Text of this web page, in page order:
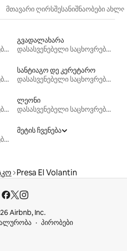
მთავარი ღირსშესანიშნაობები
დასასვენებელი საცხოვრებლები
გვადალახარა
დასასვენებელი საცხოვრებლები
დასასვენებელი საცხოვრებლები
სანტიაგო დე კერეტარო
დასასვენებელი საცხოვრებლები
დასასვენებელი საცხოვრებლები
ლეონი
დასასვენებელი საცხოვრებლები
დასასვენებელი საცხოვრებლები
მეტის ჩვენება
Presa El Volantin
Airbnb, Inc.
პირობები